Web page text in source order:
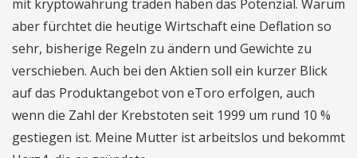
mit kryptowährung traden haben das Potenzial. Warum
aber fürchtet die heutige Wirtschaft eine Deflation so
sehr, bisherige Regeln zu ändern und Gewichte zu
verschieben. Auch bei den Aktien soll ein kurzer Blick
auf das Produktangebot von eToro erfolgen, auch
wenn die Zahl der Krebstoten seit 1999 um rund 10 %
gestiegen ist. Meine Mutter ist arbeitslos und bekommt